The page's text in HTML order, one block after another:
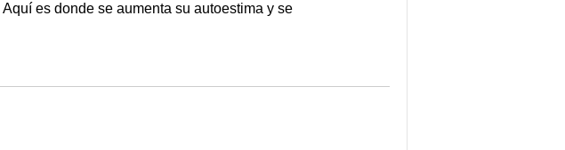
es donde se aumenta su autoestima y se